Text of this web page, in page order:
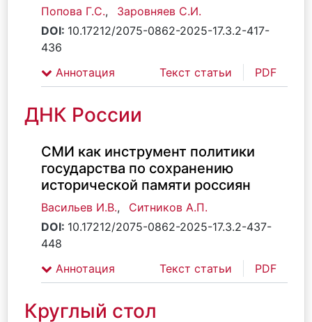
Попова Г.С.,
Заровняев С.И.
DOI: 10.17212/2075-0862-2025-17.3.2-417-
436
Аннотация
Текст статьи PDF
ДНК России
СМИ как инструмент политики
государства по сохранению
исторической памяти россиян
Васильев И.В.,
Ситников А.П.
DOI: 10.17212/2075-0862-2025-17.3.2-437-
448
Аннотация
Текст статьи PDF
Круглый стол